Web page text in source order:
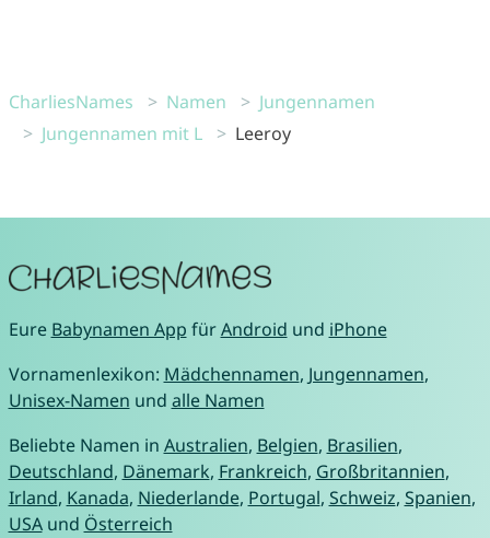
CharliesNames Namen
Jungennamen
Jungennamen mit L
Leeroy
Eure Babynamen App fürAndroid und iPhone
Vornamenlexikon: Mädchennamen, Jungennamen,
Unisex-Namen und alle Namen
Beliebte Namen in Australien, Belgien, Brasilien,
Deutschland, Dänemark, Frankreich, Großbritannien,
Irland, Kanada, Niederlande, Portugal, Schweiz, Spanien,
USAund Österreich